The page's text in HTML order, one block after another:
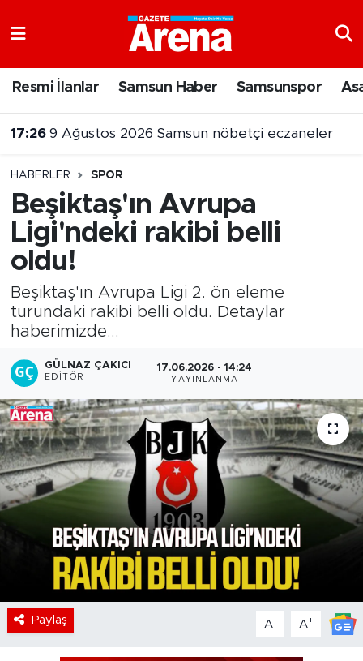
Resmi İlanlar Samsun Haber Samsunspor
17:26 9 Ağustos 2026 Samsun nöbetçi eczaneler
HABERLER SPOR
Beşiktaş'ın Avrupa
Ligi'ndeki rakibi belli
oldu!
Beşiktaş'ın Avrupa Ligi 2. ön eleme
turundaki rakibi belli oldu. Detaylar
haberimizde...
GÜLNAZ ÇAKICI
EDITÖR
17.06.2026 - 14:24
YAYINLANMA
Paylaş A- A+
Samsun Namaz Vakitleri
Süper Lig Puan Durumu ve Fikstür
Tüm Manşetler
Son Dakika Haberleri